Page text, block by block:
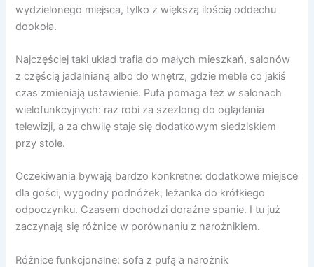
wydzielonego miejsca, tylko z większą ilością oddechu
dookoła.
Najczęściej taki układ trafia do małych mieszkań, salonów
z częścią jadalnianą albo do wnętrz, gdzie meble co jakiś
czas zmieniają ustawienie. Pufa pomaga też w salonach
wielofunkcyjnych: raz robi za szezlong do oglądania
telewizji, a za chwilę staje się dodatkowym siedziskiem
przy stole.
Oczekiwania bywają bardzo konkretne: dodatkowe miejsce
dla gości, wygodny podnóżek, leżanka do krótkiego
odpoczynku. Czasem dochodzi doraźne spanie. I tu już
zaczynają się różnice w porównaniu z narożnikiem.
Różnice funkcjonalne: sofa z pufą a narożnik